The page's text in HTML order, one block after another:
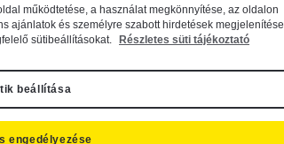
írja be a keresőszót a mezőbe.
működtetése, a használat megkönnyítése, az oldalon
ajánlatok és személyre szabott hirdetések megjelenítése
sütibeállításokat.
Részletes süti tájékoztató
beállítása
engedélyezése